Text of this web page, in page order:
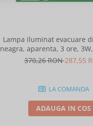
Lampa iluminat evacuare
neagra, aparenta, 3 ore,
test automat,
370,26 RON287,55
LA COMANDA
ADAUGA IN COS